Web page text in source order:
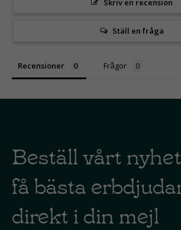
Skriv en recension
Ställ en fråga
Recensioner Frågor
Beställ vårt
få bästa
direkt i din mejl